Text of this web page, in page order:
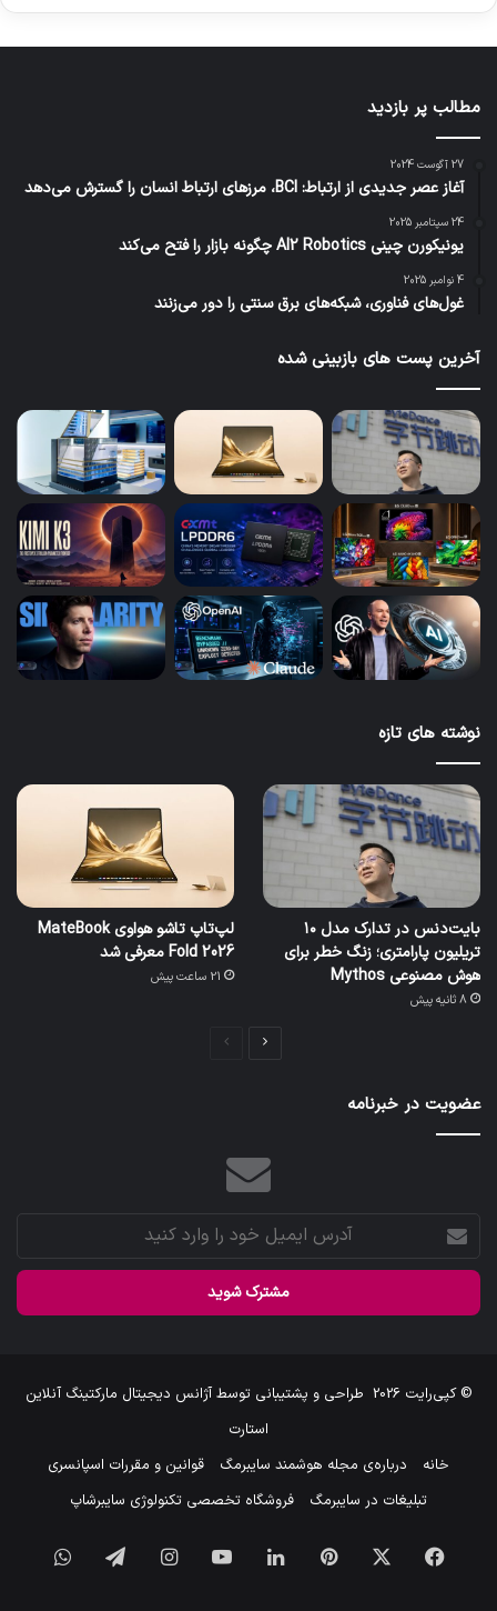
مطالب پر بازدید
27 آگوست 2024
آغاز عصر جدیدی از ارتباط: BCI، مرزهای ارتباط انسان را گسترش می‌دهد
24 سپتامبر 2025
یونیکورن چینی AI2 Robotics چگونه بازار را فتح می‌کند
4 نوامبر 2025
غول‌های فناوری، شبکه‌های برق سنتی را دور می‌زنند
آخرین پست های بازبینی شده
نوشته های تازه
بایت‌دنس در تدارک مدل ۱۰
تریلیون پارامتری؛ زنگ خطر برای
هوش مصنوعی Mythos
8 ثانیه پیش
لپ‌تاپ تاشو هواوی MateBook
Fold 2026 معرفی شد
21 ساعت پیش
عضویت در خبرنامه
آدرس
ایمیل
خود
وارد
© کپی‌رایت 2026 طراحی و پشتیبانی توسطآژانس دیجیتال مارکتینگ آنلاین
استارت
خانه
درباره‌ی مجله هوشمند سایبرمگ
قوانین و مقررات اسپانسری
تبلیغات در سایبرمگ
فروشگاه تخصصی تکنولوژی سایبرشاپ
فیس
‫پین‌ترست لینکدین یوتیوب اینستاگرام تلگرام